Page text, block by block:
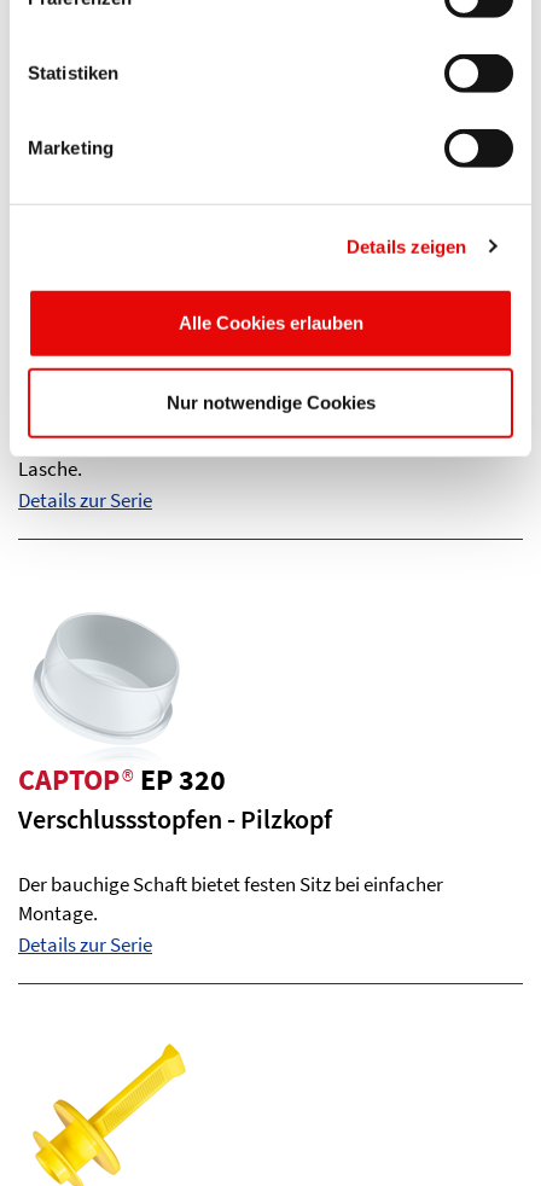
Statistiken
Marketing
Details zeigen
Alle Cookies erlauben
Nur notwendige Cookies
EP 285GL
Universalschutzstopfen mit Griff-Lasche
Schnelle Montage und Demontage durch seitliche Griff-
Lasche.
Details zur Serie
CAPTOP®EP 320
Verschlussstopfen - Pilzkopf
Der bauchige Schaft bietet festen Sitz bei einfacher
Montage.
Details zur Serie